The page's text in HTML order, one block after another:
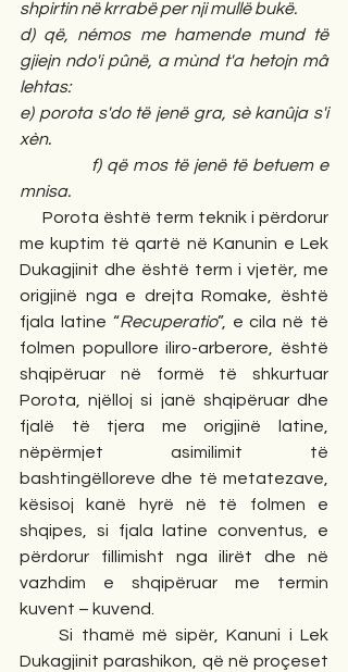
shpirtin në krrabë per nji mullë bukë.
d) që, némos me hamende mund të
gjiejn ndo'i pûnë, a mùnd t'a hetojn mâ
lehtas:
e) porota s'do të jenë gra, sè kanûja s'i
xèn.
f) që mos të jenë të betuem e
mnisa.
Porota është term teknik i përdorur
me kuptim të qartë në Kanunin e Lek
Dukagjinit dhe është term i vjetër, me
origjinë nga e drejta Romake, është
fjala latine “Recuperatio”, e cila në të
folmen popullore iliro-arberore, është
shqipëruar në formë të shkurtuar
Porota, njëlloj si janë shqipëruar dhe
fjalë të tjera me origjinë latine,
nëpërmjet asimilimit të
bashtingëlloreve dhe të metatezave,
kësisoj kanë hyrë në të folmen e
shqipes, si fjala latine conventus, e
përdorur fillimisht nga ilirët dhe në
vazhdim e shqipëruar me termin
kuvent – kuvend.
Si thamë më sipër, Kanuni i Lek
Dukagjinit parashikon, që në proçeset